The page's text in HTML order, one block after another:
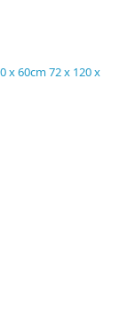
x 60cm 72 x 120 x